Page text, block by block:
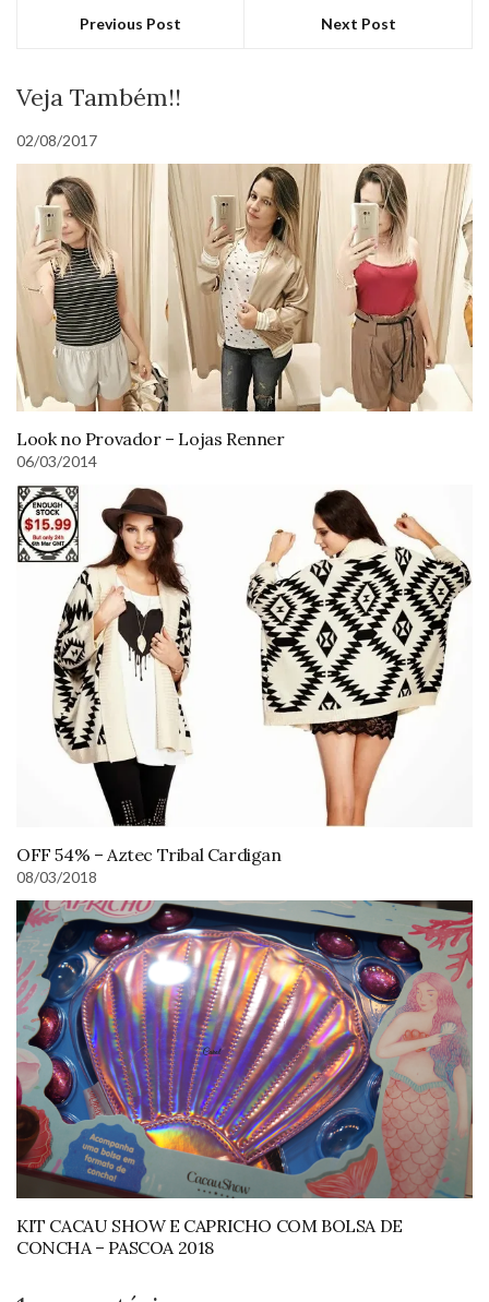
Previous Post Next Post
Veja Também!!
02/08/2017
Look no Provador – Lojas Renner
06/03/2014
OFF 54% – Aztec Tribal Cardigan
08/03/2018
KIT CACAU SHOW E CAPRICHO COM BOLSA DE
CONCHA – PASCOA 2018